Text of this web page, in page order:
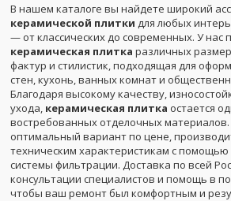
В нашем каталоге вы найдете широкий
керамической плитки для любых
— от классических до современных. У нас
керамическая плитка различных
фактур и стилистик, подходящая для
стен, кухонь, ванных комнат и
Благодаря высокому качеству,
ухода, керамическая плитка остается
востребованных отделочных
оптимальный вариант по цене,
техническим характеристикам с помощью
системы фильтрации. Доставка по всей
консультации специалистов и помощь в
чтобы ваш ремонт был комфортным и